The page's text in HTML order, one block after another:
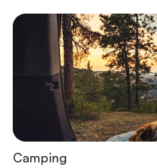
Camping